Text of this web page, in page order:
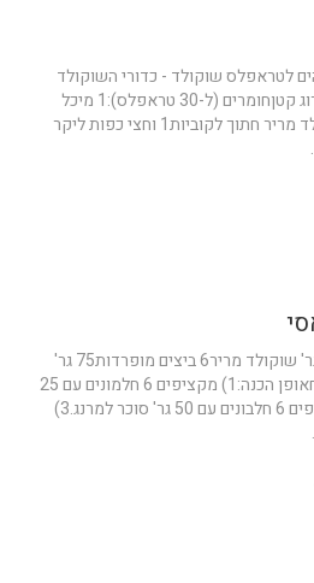
לטראפלס שוקולד - כדורי השוקולד
שאנחנו גדלנו עליהם עם שדרוג קטןחומרים (ל-30 טראפלס):1 מיכל
שמנת מתוקה400 גרם שוקולד מריר חתוך לקוביות1 וחצי כפות ליקר
סופלה שוקולדחומרים:300 גר' שוקולד מריר6 ביצים מופרדות75 גר'
חמאה75 גר' סוכר20 גר' קמחאופן הכנה:1) מקציפים 6 חלמונים עם 25
גר' סוכר לקרם בהיר.2) מקציפים 6 חלבונים עם 50 גר' סוכר למרנג.3)